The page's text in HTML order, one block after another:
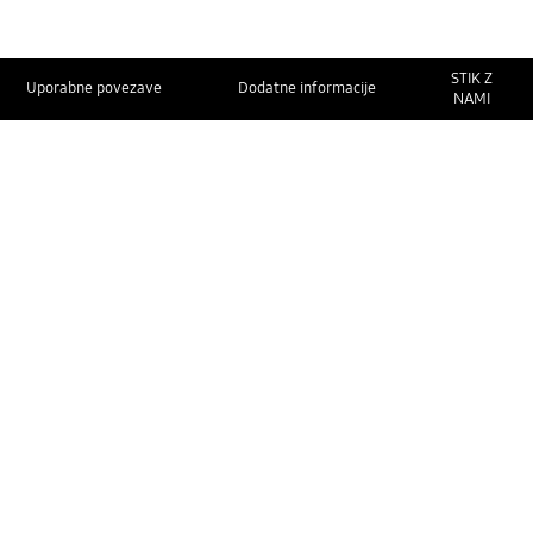
Uporabne povezave Dodatne informacije
STIK Z
NAMI